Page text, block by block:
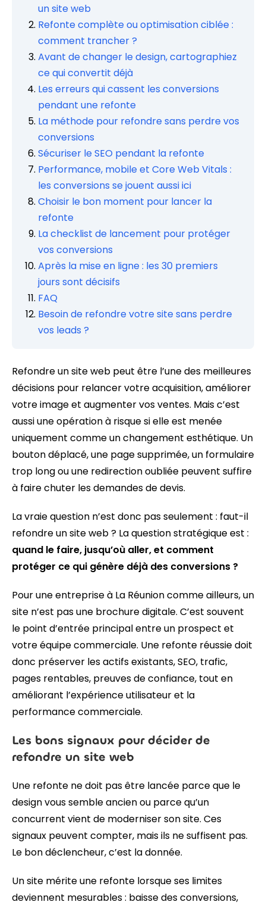
un site web
Refonte complète ou optimisation ciblée :
comment trancher ?
Avant de changer le design, cartographiez
ce qui convertit déjà
Les erreurs qui cassent les conversions
pendant une refonte
La méthode pour refondre sans perdre vos
conversions
Sécuriser le SEO pendant la refonte
Performance, mobile et Core Web Vitals :
les conversions se jouent aussi ici
Choisir le bon moment pour lancer la
refonte
La checklist de lancement pour protéger
vos conversions
Après la mise en ligne : les 30 premiers
jours sont décisifs
FAQ
Besoin de refondre votre site sans perdre
vos leads ?
Refondre un site web peut être l’une des meilleures
décisions pour relancer votre acquisition, améliorer
votre image et augmenter vos ventes. Mais c’est
aussi une opération à risque si elle est menée
uniquement comme un changement esthétique. Un
bouton déplacé, une page supprimée, un formulaire
trop long ou une redirection oubliée peuvent suffire
à faire chuter les demandes de devis.
La vraie question n’est donc pas seulement : faut-il
refondre un site web ? La question stratégique est :
quand le faire, jusqu’où aller, et comment
protéger ce qui génère déjà des conversions ?
Pour une entreprise à La Réunion comme ailleurs, un
site n’est pas une brochure digitale. C’est souvent
le point d’entrée principal entre un prospect et
votre équipe commerciale. Une refonte réussie doit
donc préserver les actifs existants, SEO, trafic,
pages rentables, preuves de confiance, tout en
améliorant l’expérience utilisateur et la
performance commerciale.
Les bons signaux pour décider de
refondre un site web
Une refonte ne doit pas être lancée parce que le
design vous semble ancien ou parce qu’un
concurrent vient de moderniser son site. Ces
signaux peuvent compter, mais ils ne suffisent pas.
Le bon déclencheur, c’est la donnée.
Un site mérite une refonte lorsque ses limites
deviennent mesurables : baisse des conversions,